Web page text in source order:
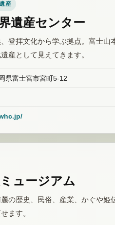
産
遺産センター
登拝文化から学ぶ拠点。富士山
産として見えてきます。
県富士宮市宮町5-12
ュージアム
の歴史、民俗、産業、かぐや姫
ます。